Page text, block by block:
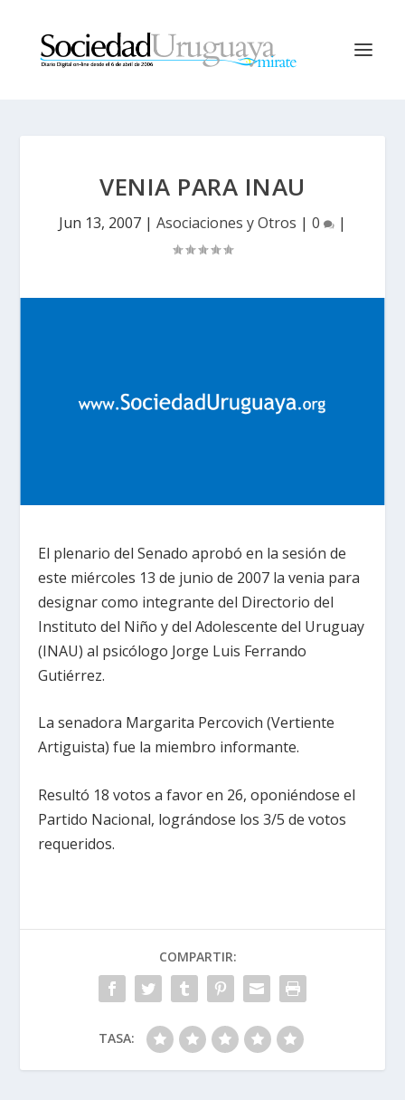
VENIA PARA INAU
Jun 13, 2007 | Asociaciones y Otros | 0 |
El plenario del Senado aprobó en la sesión de
este miércoles 13 de junio de 2007 la venia para
designar como integrante del Directorio del
Instituto del Niño y del Adolescente del Uruguay
(INAU) al psicólogo Jorge Luis Ferrando
Gutiérrez.
La senadora Margarita Percovich (Vertiente
Artiguista) fue la miembro informante.
Resultó 18 votos a favor en 26, oponiéndose el
Partido Nacional, lográndose los 3/5 de votos
requeridos.
COMPARTIR:
TASA: